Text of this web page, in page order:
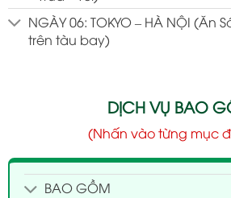
NGÀY 06: TOKYO – HÀ NỘI (Ăn
trên tàu bay)
DỊCH VỤ BAO
(Nhấn vào từng mục
BAO GỒM